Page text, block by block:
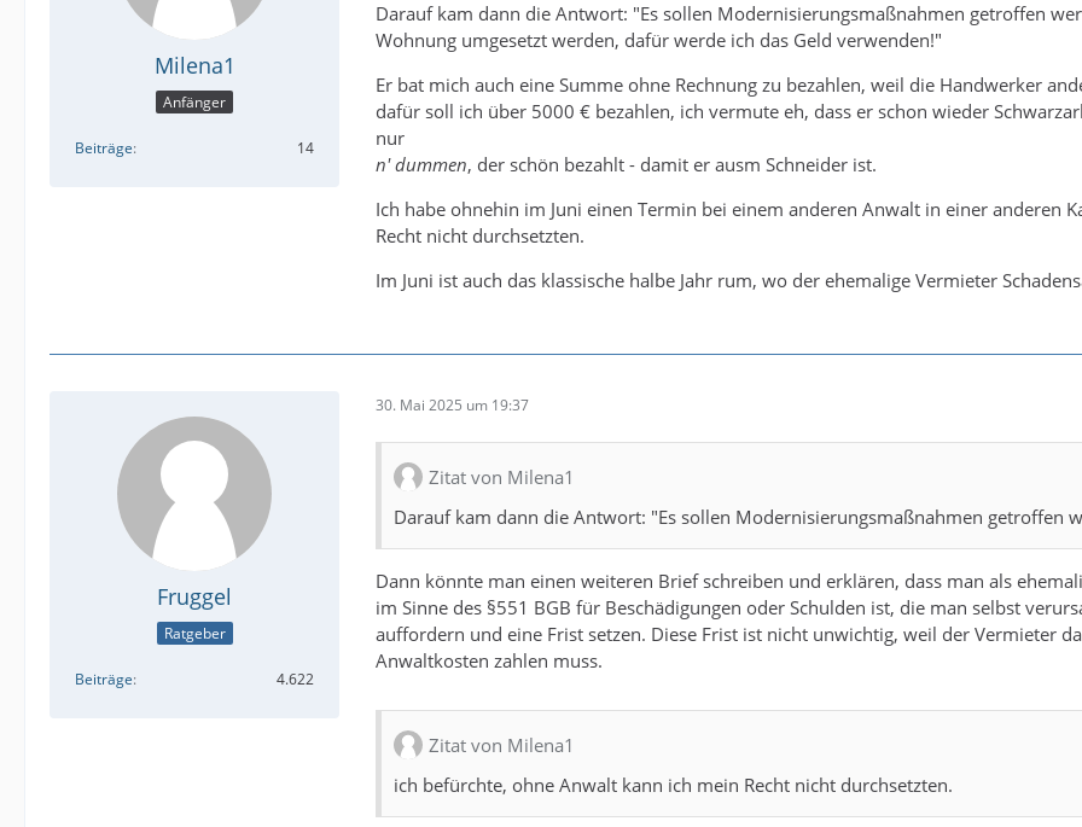
Milena1
Anfänger
Beiträge 14
Darauf kam dann die Antwort: "Es sollen Modernisierungsmaßnahmen getroffen
Wohnung umgesetzt werden, dafür werde ich das Geld verwenden!"
Er bat mich auch eine Summe ohne Rechnung zu bezahlen, weil die Handwerker
dafür soll ich über 5000 € bezahlen, ich vermute eh, dass er schon wieder
nur
n' dummen, der schön bezahlt - damit er ausm Schneider ist.
Ich habe ohnehin im Juni einen Termin bei einem anderen Anwalt in einer anderen
Recht nicht durchsetzten.
Im Juni ist auch das klassische halbe Jahr rum, wo der ehemalige Vermieter
Fruggel
Ratgeber
Beiträge 4.622
30. Mai 2025 um 19:37
Zitat von Milena1
Darauf kam dann die Antwort: "Es sollen Modernisierungsmaßnahmen getroffen
Dann könnte man einen weiteren Brief schreiben und erklären, dass man als
im Sinne des §551 BGB für Beschädigungen oder Schulden ist, die man selbst
auffordern und eine Frist setzen. Diese Frist ist nicht unwichtig, weil der Vermieter
Anwaltkosten zahlen muss.
Zitat von Milena1
ich befürchte, ohne Anwalt kann ich mein Recht nicht durchsetzten.